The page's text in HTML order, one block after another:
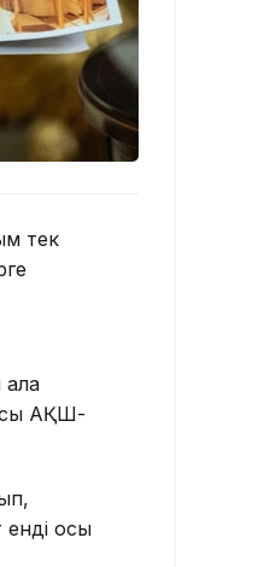
тек
ала
АҚШ-
енді осы